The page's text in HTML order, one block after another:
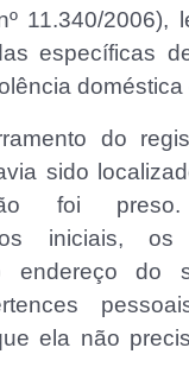
11.340/2006),
específicas
doméstica
do
sido
foi
iniciais,
endereço do
ela não